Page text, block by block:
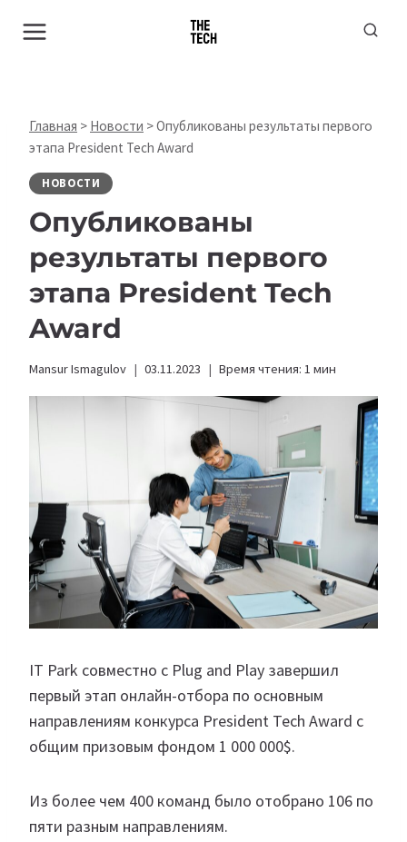
Главная > Новости >Опубликованы результаты первого
этапа President Tech Award
НОВОСТИ
Опубликованы
результаты первого
этапа President Tech
Award
Mansur Ismagulov 03.11.2023 Время чтения: 1 мин
IT Park совместно с Plug and Play завершил
первый этап онлайн-отбора по основным
направлениям конкурса President Tech Award с
общим призовым фондом 1 000 000$.
Из более чем 400 команд было отобрано 106 по
пяти разным направлениям.